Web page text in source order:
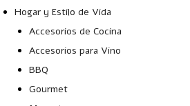
Hogar y Estilo de Vida
Accesorios de Cocina
Accesorios para Vino
BBQ
Gourmet